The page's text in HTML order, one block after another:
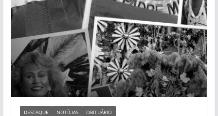
DESTAQUE NOTÍCIAS OBITUÁRIO